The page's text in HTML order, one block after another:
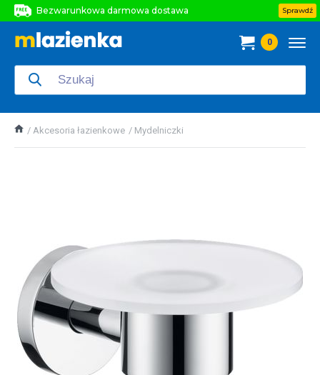
Bezwarunkowa darmowa dostawa
Bezwarunkowa darmowa dostawa
Sprawdź
0
Akcesoria łazienkowe Mydelniczki